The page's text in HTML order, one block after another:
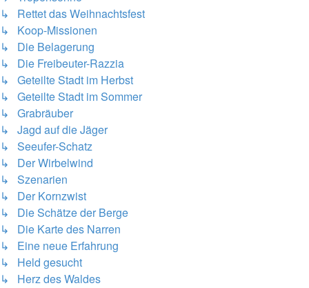
↳ Rettet das Weihnachtsfest
↳ Koop-Missionen
↳ Die Belagerung
↳ Die Freibeuter-Razzia
↳ Geteilte Stadt im Herbst
↳ Geteilte Stadt im Sommer
↳ Grabräuber
↳ Jagd auf die Jäger
↳ Seeufer-Schatz
↳ Der Wirbelwind
↳ Szenarien
↳ Der Kornzwist
↳ Die Schätze der Berge
↳ Die Karte des Narren
↳ Eine neue Erfahrung
↳ Held gesucht
↳ Herz des Waldes